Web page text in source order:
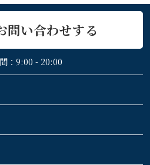
問い合わせする
：9:00 - 20:00